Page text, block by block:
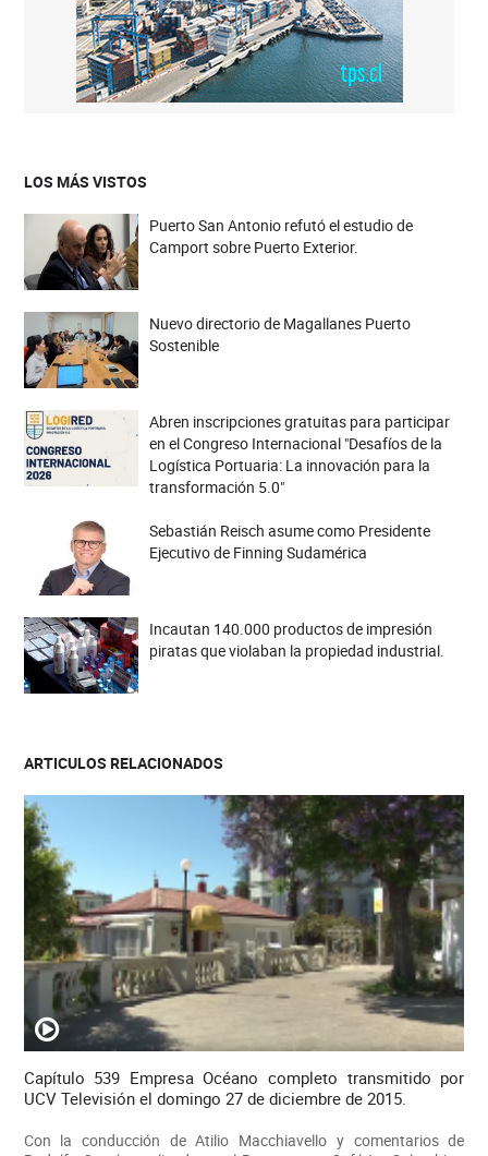
LOS MÁS VISTOS
Puerto San Antonio refutó el estudio de
Camport sobre Puerto Exterior.
Nuevo directorio de Magallanes Puerto
Sostenible
Abren inscripciones gratuitas para participar
en el Congreso Internacional "Desafíos de la
Logística Portuaria: La innovación para la
transformación 5.0"
Sebastián Reisch asume como Presidente
Ejecutivo de Finning Sudamérica
Incautan 140.000 productos de impresión
piratas que violaban la propiedad industrial.
ARTICULOS RELACIONADOS
Capítulo 539 Empresa Océano completo transmitido por
UCV Televisión el domingo 27 de diciembre de 2015.
Con la conducción de Atilio Macchiavello y comentarios de